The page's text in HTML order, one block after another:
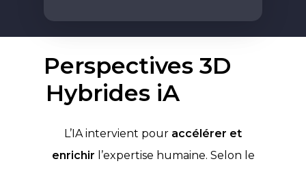
Perspectives 3D
Hybrides iA
L’IA intervient pour accélérer et
enrichir l’expertise humaine. Selon le